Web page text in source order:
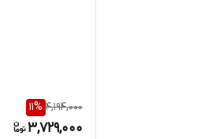
4,194,000
11%
3,729,000